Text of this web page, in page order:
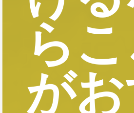
ら
が